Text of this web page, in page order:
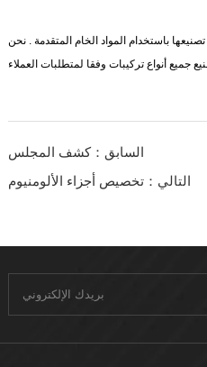
باستخدام المواد الخام المتقدمة . نحن
جميع أنواع تركيبات وفقا لمتطلبات العملاء
السابق：كشف المجلس
التالي：تخصيص أجزاء الألومنيوم